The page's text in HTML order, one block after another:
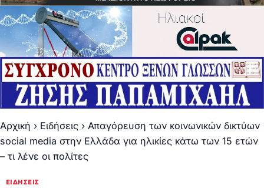
Αρχική › Ειδήσεις › Απαγόρευση των κοινωνικών δικτύων
social media στην Ελλάδα για ηλικίες κάτω των 15 ετών
– τι λένε οι πολίτες
ΕΙΔΉΣΕΙΣ